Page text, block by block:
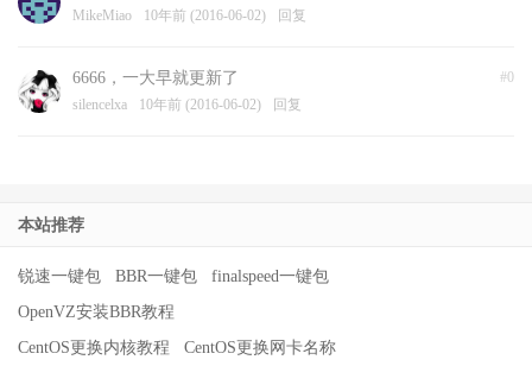
MikeMiao 10年前 (2016-06-02) 回复
#0
6666，一大早就更新了
silencelxa 10年前 (2016-06-02) 回复
本站推荐
锐速一键包 BBR一键包
finalspeed一键包
OpenVZ安装BBR教程
CentOS更换内核教程
CentOS更换网卡名称